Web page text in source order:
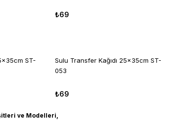
₺69
ST-
Sulu Transfer Kağıdı 25x35cm ST-
053
₺69
ve Modelleri,